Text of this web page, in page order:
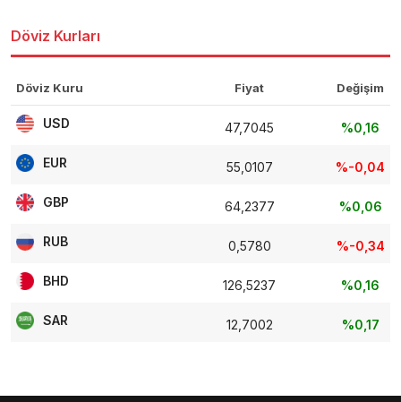
Döviz Kurları
Döviz Kuru Fiyat Değişim
USD 47,7045 %0,16
EUR 55,0107 %-0,04
GBP 64,2377 %0,06
RUB 0,5780 %-0,34
BHD 126,5237 %0,16
SAR 12,7002 %0,17